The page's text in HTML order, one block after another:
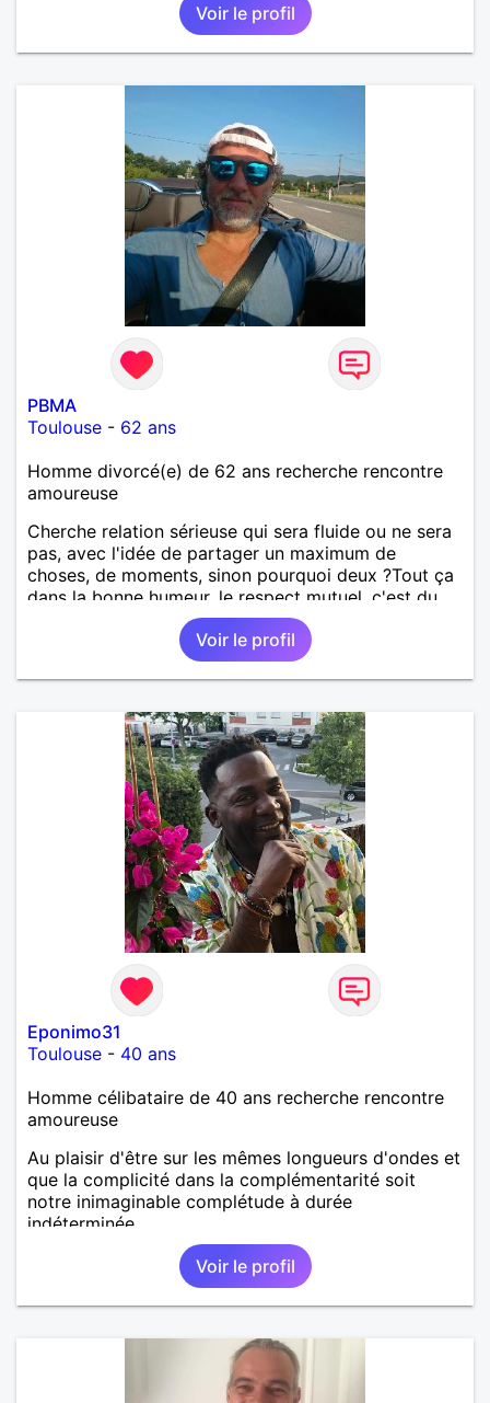
Voir le profil
PBMA
Toulouse - 62 ans
Homme divorcé(e) de 62 ans recherche rencontre
amoureuse
Cherche relation sérieuse qui sera fluide ou ne sera
pas, avec l'idée de partager un maximum de
choses, de moments, sinon pourquoi deux ?Tout ça
dans la bonne humeur, le respect mutuel, c'est du
sérieux tout ça, mais sans se prendre au sérieux.
Jeu périlleux pour certains, impossible pour d'autres
, la vie elle même est si sérieuse s'il vous plaît,
personnes cherchant même involontairement les
le verre à moitié plein en permanence, goûtons le
ensemble...🤗
Voir le profil
Eponimo31
Toulouse - 40 ans
Homme célibataire de 40 ans recherche rencontre
amoureuse
Au plaisir d'être sur les mêmes longueurs d'ondes et
que la complicité dans la complémentarité soit
notre inimaginable complétude à durée
indéterminée....
Voir le profil